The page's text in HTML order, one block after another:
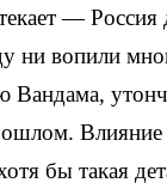
— Россия
ни вопили
бы такая